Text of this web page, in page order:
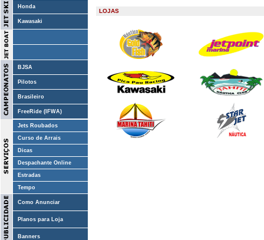
Honda
Kawasaki
BJSA
Pilotos
Brasileiro
FreeRide (IFWA)
Jets Roubados
Curso de Arrais
Dicas
Despachante Online
Estradas
Tempo
Como Anunciar
Planos para Loja
Banners
LOJAS